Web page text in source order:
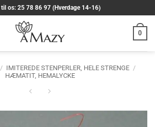
os: 25 78 86 97 (Hverdage 14-16)
0
/ IMITEREDE STENPERLER, HELE STRENGE /
HÆMATIT, HEMALYCKE